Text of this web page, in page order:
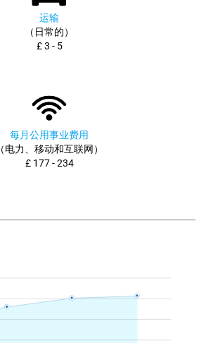
运输
（日常的）
£ 3 - 5
每月公用事业费用
（电力、移动和互联网）
£ 177 - 234